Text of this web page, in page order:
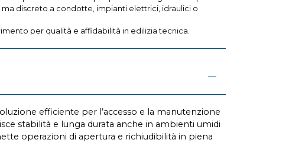
discreto a condotte, impianti elettrici, idraulici o
per qualità e affidabilità in edilizia tecnica.
efficiente per l’accesso e la manutenzione
stabilità e lunga durata anche in ambienti umidi
operazioni di apertura e richiudibilità in piena